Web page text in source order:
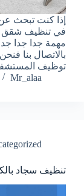
إذا كنت تبحث
في تنظيف شقق
مهمة جدا جدا
بالاتصال بنا
توظيف
Mr_alaa
تنظيف سجاد